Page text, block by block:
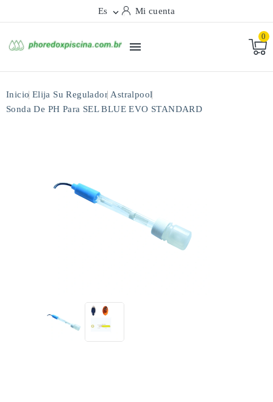
Es  Mi cuenta

0
Inicio Elija Su Regulador Astralpool
Sonda De PH Para SEL BLUE EVO STANDARD